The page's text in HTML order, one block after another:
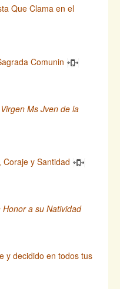
Que Clama en el
Comunin
Ms Jven de la
y Santidad
a su Natividad
y decidido en todos tus